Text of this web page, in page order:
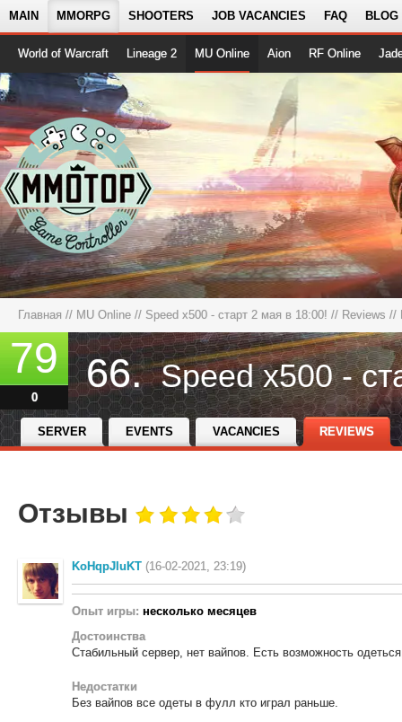
MAIN MMORPG SHOOTERS JOB VACANCIES FAQ BLOG
World of Warcraft Lineage 2 MU Online Aion RF Online
Главная // MU Online // Speed x500 - старт 2 мая в 18:00! // Reviews //
79
0
66.
SERVER EVENTS VACANCIES REVIEWS
Отзывы
KoHqpJluKT (16-02-2021, 23:19)
Опыт игры: несколько месяцев
Достоинства
Стабильный сервер, нет вайпов. Есть возможность
Недостатки
Без вайпов все одеты в фулл кто играл раньше.